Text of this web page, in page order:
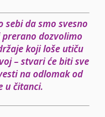
sebi da smo svesno
dozvolimo
koji loše utiču
– stvari će biti sve
na odlomak od
u čitanci.